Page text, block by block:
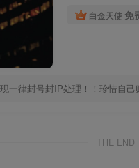
白金天使 免
一律封号封IP处理！！珍惜自己
THE END